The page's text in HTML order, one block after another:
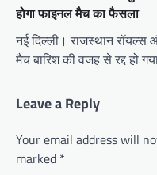
होगा फाइनल मैच का फैसला
नई दिल्ली। राजस्थान रॉयल्स
मैच बारिश की वजह से रद्द हो
Leave a Reply
Your email address will
marked *